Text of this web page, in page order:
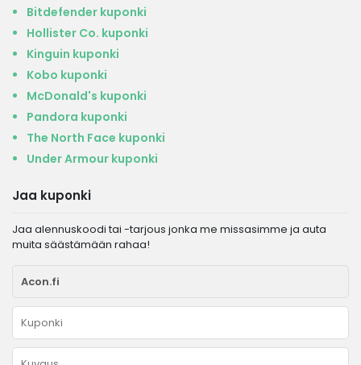
Bitdefender kuponki
Hollister Co. kuponki
Kinguin kuponki
Kobo kuponki
McDonald's kuponki
Pandora kuponki
The North Face kuponki
Under Armour kuponki
Jaa kuponki
Jaa alennuskoodi tai -tarjous jonka me missasimme ja auta
muita säästämään rahaa!